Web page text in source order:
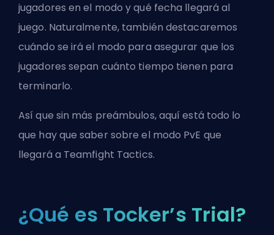
jugadores en el modo y qué fecha llegará al
juego. Naturalmente, también destacaremos
cuándo se irá el modo para asegurar que los
jugadores sepan cuánto tiempo tienen para
terminarlo.
Así que sin más preámbulos, aquí está todo lo
que hay que saber sobre el modo PvE que
llegará a Teamfight Tactics.
¿Qué es Tocker’s Trial?